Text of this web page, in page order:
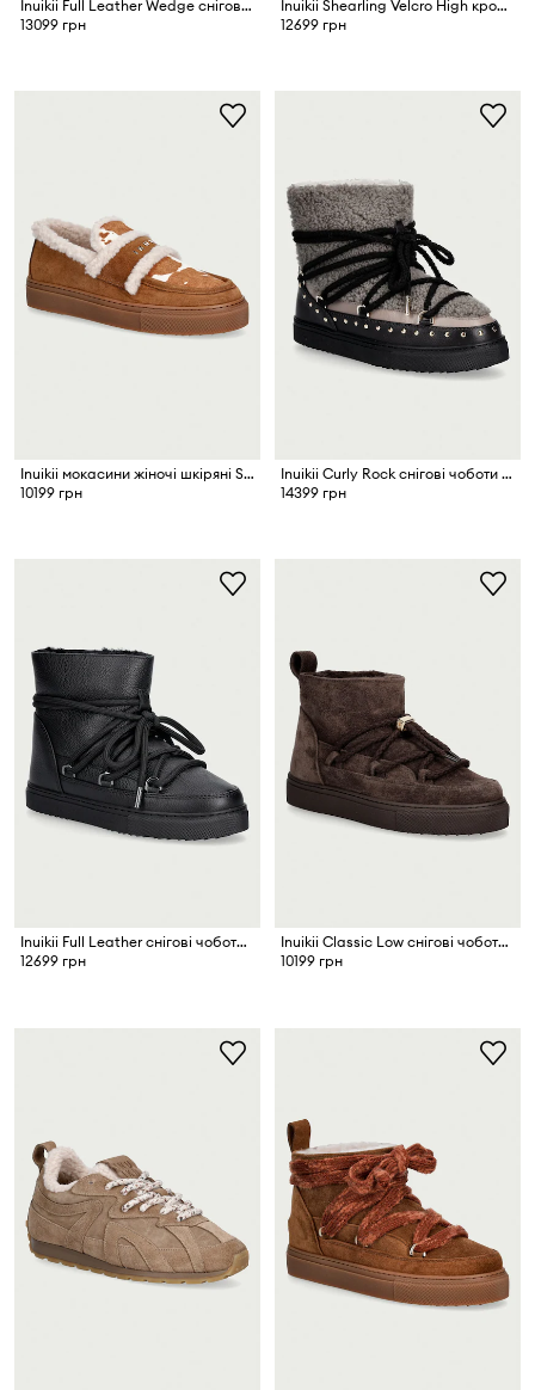
Inuikii Full Leather Wedge снігові чоботи жіночі шкіряні
13099 грн
Inuikii Shearling Velcro High кросівки жіночі замшеві
12699 грн
Inuikii мокасини жіночі шкіряні Shearling Print
10199 грн
Inuikii Curly Rock снігові чоботи жіночі шкіряні
14399 грн
Inuikii Full Leather снігові чоботи жіночі шкіряні
12699 грн
Inuikii Classic Low снігові чоботи жіночі замшеві
10199 грн